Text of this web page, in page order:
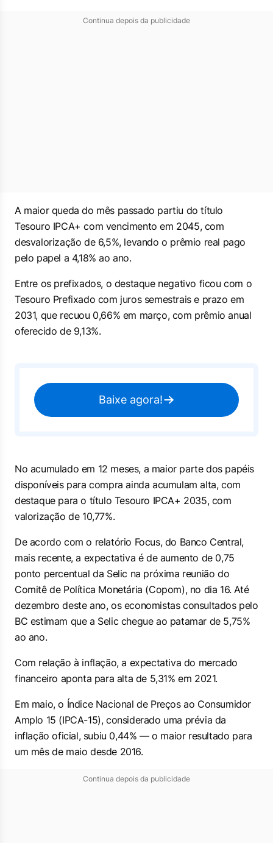
Continua depois da publicidade
A maior queda do mês passado partiu do título
Tesouro IPCA+ com vencimento em 2045, com
desvalorização de 6,5%, levando o prêmio real pago
pelo papel a 4,18% ao ano.
Entre os prefixados, o destaque negativo ficou com o
Tesouro Prefixado com juros semestrais e prazo em
2031, que recuou 0,66% em março, com prêmio anual
oferecido de 9,13%.
Baixe agora!
No acumulado em 12 meses, a maior parte dos papéis
disponíveis para compra ainda acumulam alta, com
destaque para o título Tesouro IPCA+ 2035, com
valorização de 10,77%.
De acordo com o relatório Focus, do Banco Central,
mais recente, a expectativa é de aumento de 0,75
ponto percentual da Selic na próxima reunião do
Comitê de Política Monetária (Copom), no dia 16. Até
dezembro deste ano, os economistas consultados pelo
BC estimam que a Selic chegue ao patamar de 5,75%
ao ano.
Com relação à inflação, a expectativa do mercado
financeiro aponta para alta de 5,31% em 2021.
Em maio, o Índice Nacional de Preços ao Consumidor
Amplo 15 (IPCA-15), considerado uma prévia da
inflação oficial, subiu 0,44% — o maior resultado para
um mês de maio desde 2016.
Continua depois da publicidade